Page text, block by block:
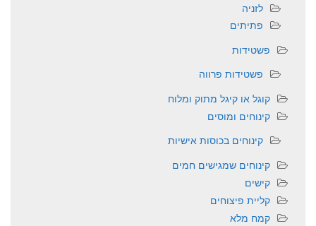
לזניה
פתיתים
פשטידות
פשטידות פרווה
קוגל או קיגל מתוק ומלוח
קינוחים ומוסים
קינוחים בכוסות אישיות
קינוחים שמגישים חמים
קישים
קליית פיצוחים
קמח מלא